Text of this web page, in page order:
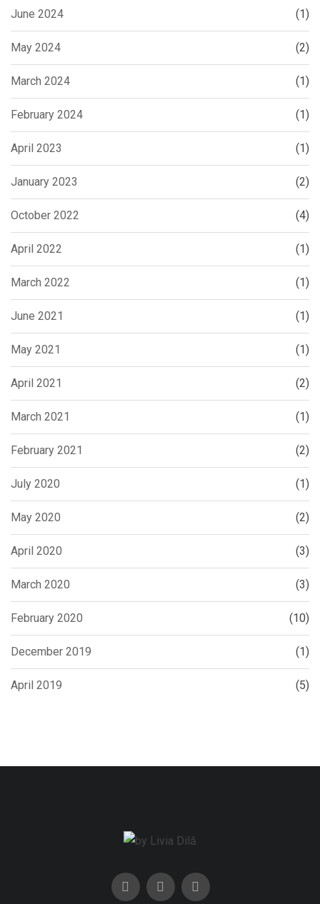
June 2024 (1)
May 2024 (2)
March 2024 (1)
February 2024 (1)
April 2023 (1)
January 2023 (2)
October 2022 (4)
April 2022 (1)
March 2022 (1)
June 2021 (1)
May 2021 (1)
April 2021 (2)
March 2021 (1)
February 2021 (2)
July 2020 (1)
May 2020 (2)
April 2020 (3)
March 2020 (3)
February 2020 (10)
December 2019 (1)
April 2019 (5)